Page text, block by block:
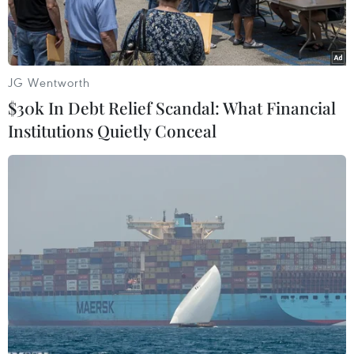
Đối tượng Thạch Kim Thái tại cơ quan công an. (Ảnh: TTXVN
phát)
Chiều 8/7, Công an Thành phố Hồ Chí Minh cho
biết, các đơn vị nghiệp vụ đã nhanh chóng điều
tra, làm rõ vụ án giết người xảy ra tại phường
JG Wentworth
$30k In Debt Relief Scandal: What Financial
Institutions Quietly Conceal